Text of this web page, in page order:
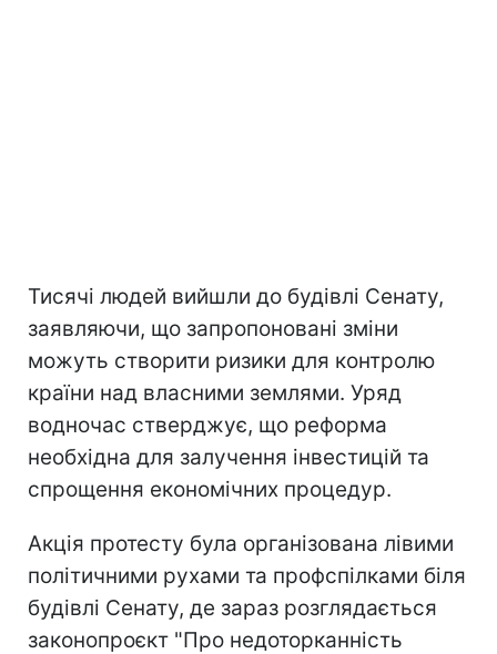
Тисячі людей вийшли до будівлі Сенату,
заявляючи, що запропоновані зміни
можуть створити ризики для контролю
країни над власними землями. Уряд
водночас стверджує, що реформа
необхідна для залучення інвестицій та
спрощення економічних процедур.
Акція протесту була організована лівими
політичними рухами та профспілками біля
будівлі Сенату, де зараз розглядається
законопроєкт "Про недоторканність